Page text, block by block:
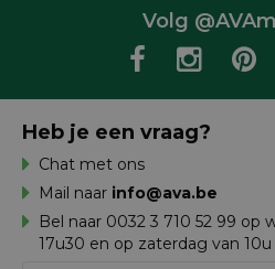
Volg
Heb je een vraag?
Chat met ons
Mail naar info@ava.be
Bel naar 0032 3 710 52 99
17u30 en op zaterdag van 10u